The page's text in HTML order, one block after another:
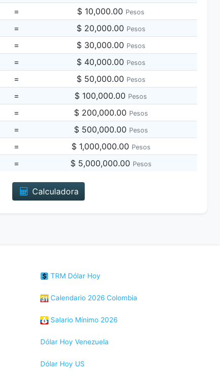
= $ 10,000.00 Pesos
= $ 20,000.00 Pesos
= $ 30,000.00 Pesos
= $ 40,000.00 Pesos
= $ 50,000.00 Pesos
= $ 100,000.00 Pesos
= $ 200,000.00 Pesos
= $ 500,000.00 Pesos
= $ 1,000,000.00 Pesos
= $ 5,000,000.00 Pesos
Calculadora
TRM Dólar Hoy
Calendario 2026 Colombia
Salario Mínimo 2026
Dólar Hoy Venezuela
Dólar Hoy US